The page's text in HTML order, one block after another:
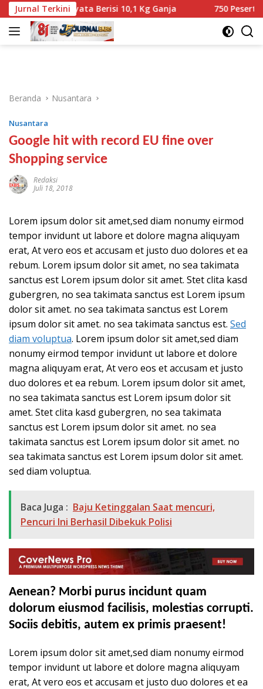
Langsung
ke
konten
Jurnal Terkini
Ternyata Berisi 10,1 Kg Ganja 750 Peserta
Beranda Nusantara
Nusantara
Google hit with record EU fine over
Shopping service
Redaksi
Juli 18, 2018
Lorem ipsum dolor sit amet,sed diam nonumy eirmod
tempor invidunt ut labore et dolore magna aliquyam
erat, At vero eos et accusam et justo duo dolores et ea
rebum. Lorem ipsum dolor sit amet, no sea takimata
sanctus est Lorem ipsum dolor sit amet. Stet clita kasd
gubergren, no sea takimata sanctus est Lorem ipsum
dolor sit amet. no sea takimata sanctus est Lorem
ipsum dolor sit amet. no sea takimata sanctus est. Sed
diam voluptua. Lorem ipsum dolor sit amet,sed diam
nonumy eirmod tempor invidunt ut labore et dolore
magna aliquyam erat, At vero eos et accusam et justo
duo dolores et ea rebum. Lorem ipsum dolor sit amet,
no sea takimata sanctus est Lorem ipsum dolor sit
amet. Stet clita kasd gubergren, no sea takimata
sanctus est Lorem ipsum dolor sit amet. no sea
takimata sanctus est Lorem ipsum dolor sit amet. no
sea takimata sanctus est Lorem ipsum dolor sit amet.
sed diam voluptua.
Baca Juga : Baju Ketinggalan Saat mencuri,
Pencuri Ini Berhasil Dibekuk Polisi
Aenean? Morbi purus incidunt quam
dolorum eiusmod facilisis, molestias corrupti.
Sociis debitis, autem ex primis praesent!
Lorem ipsum dolor sit amet,sed diam nonumy eirmod
tempor invidunt ut labore et dolore magna aliquyam
erat, At vero eos et accusam et justo duo dolores et ea